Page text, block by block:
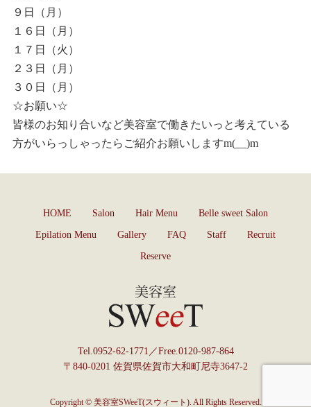
９日（月）
１６日（月）
１７日（火）
２３日（月）
３０日（月）
☆お願い☆
皆様のお知り合いなど美容室で働きたいっと考えている
方がいらっしゃったらご紹介お願いしますm(__)m
HOME Salon Hair Menu Belle sweet Salon
Epilation Menu Gallery FAQ Staff Recruit
Reserve
Tel. 0952-62-1771 ／Free. 0120-987-864
〒840-0201 佐賀県佐賀市大和町尼寺3647-2
Copyright © 美容室SWeeT(スウィート). All Rights Reserved.